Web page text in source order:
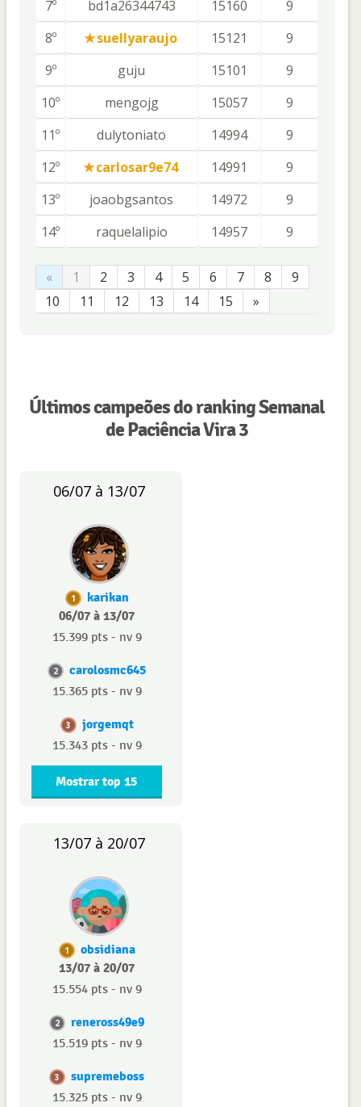
7º bd1a26344743 15160
9
8º
suellyaraujo 15121
9
9º
guju 15101
9
10º
mengojg 15057
9
11º
dulytoniato 14994
9
12º
carlosar9e74 14991
9
13º
joaobgsantos 14972
9
14º
raquelalipio 14957 9
« 1 2 3 4 5 6 7 8
9
10
11 12 13 14 15 »
Últimos campeões do ranking Semanal
de Paciência Vira 3
06/07 à 13/07
1
karikan
06/07 à 13/07
15.399 pts - nv 9
2 carolosmc645
15.365 pts - nv 9
3 jorgemqt
15.343 pts - nv 9
Mostrar top 15
13/07 à 20/07
1
obsidiana
13/07 à 20/07
15.554 pts - nv 9
2 reneross49e9
15.519 pts - nv 9
3 supremeboss
15.325 pts - nv 9